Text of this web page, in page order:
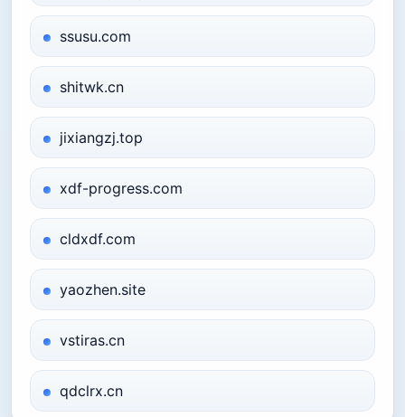
ssusu.com
shitwk.cn
jixiangzj.top
xdf-progress.com
cldxdf.com
yaozhen.site
vstiras.cn
qdclrx.cn